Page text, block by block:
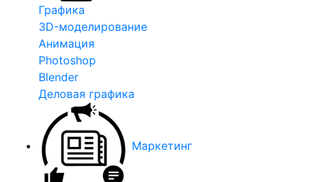
Графика
3D-моделирование
Анимация
Photoshop
Blender
Деловая графика
Маркетинг